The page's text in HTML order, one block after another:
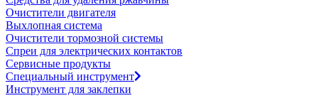
Очистители двигателя
Выхлопная система
Очистители тормозной системы
Спреи для электрических контактов
Сервисные продукты
Специальный инструмент
Инструмент для заклепки